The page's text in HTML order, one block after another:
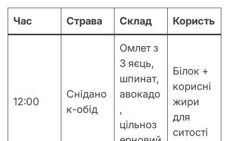
Час Страва Склад Користь
12:00
Снідано
к-обід
Омлет з
3 яєць,
шпинат,
авокадо
,
цільноз
Білок +
корисні
жири
для
ситості